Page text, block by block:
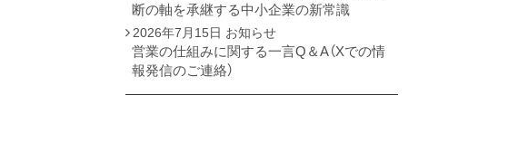
断の軸を承継する中小企業の新常識
2026年7月15日 お知らせ
営業の仕組みに関する一言Q＆A（Xでの情
報発信のご連絡）